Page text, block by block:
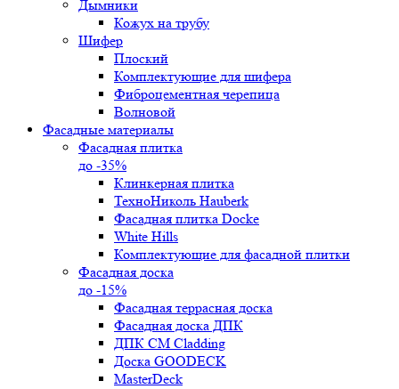
Дымники
Кожух на трубу
Шифер
Плоский
Комплектующие для шифера
Фиброцементная черепица
Волновой
Фасадные материалы
Фасадная плитка
до -35%
Клинкерная плитка
ТехноНиколь Hauberk
Фасадная плитка Docke
White Hills
Комплектующие для фасадной плитки
Фасадная доска
до -15%
Фасадная террасная доска
Фасадная доска ДПК
ДПК CM Cladding
Доска GOODECK
MasterDeck